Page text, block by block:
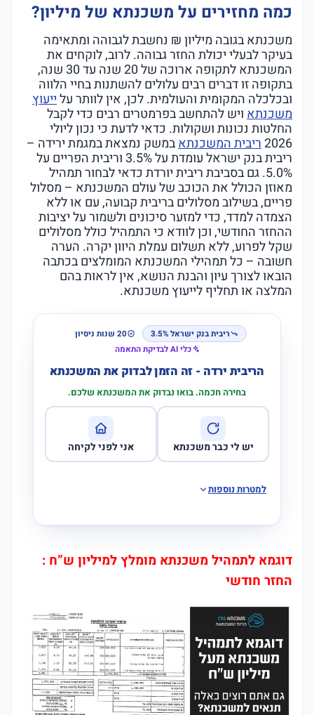
כמה מחזירים על משכנתא של מיליון?
משכנתא בגובה מיליון ₪ נחשבת לגבוהה ומתאימה
בעיקר לבעלי יכולת החזר גבוהה. לרוב, לוקחים את
המשכנתא לתקופה ארוכה של 20 שנה עד 30 שנה,
בתקופה זו דברים רבים עלולים להשתנות בחיי הלווה
ובכלכלה המקומית והעולמית. לכן, אין לוותר עלייעוץ
משכנתאויש להתחשב בפרמטרים רבים כדי לקבל
החלטות נכונות ושקולות. כדאי לדעת כי נכון ליולי
2026ריבית המשכנתאבמשק נמצאת במגמת ירידה –
ריבית בנק ישראל עומדת על 3.5% וריבית הפריים על
5.0%. גם בסביבת ריבית יורדת כדאי לבחור תמהיל
מאוזן הכולל את הכוכב של עולם המשכנתא – מסלול
פריים, בשילוב מסלולים בריבית קבועה, עם או ללא
הצמדה למדד, כדי למזער סיכונים ולשמור על יציבות
ההחזר החודשי, וכן לוודא כי התמהיל כולל מסלולים
שקל לפרוע, ללא תשלום עמלת היוון יקרה. הערה
חשובה – כל תמהילי המשכנתא המומלצים בכתבה
הובאו לצורך עיון והבנת הנושא, אין לראות בהם
המלצה או תחליף לייעוץ משכנתא.
ריבית בנק ישראל 3.5%
20 שנות ניסיון
כלי AI לבדיקת התאמה
הריבית ירדה - זה הזמן לבדוק את המשכנתא
בחירה חכמה. בואו נבדוק את המשכנתא שלכם.
יש לי כבר משכנתא אני לפני לקיחה
למטרות נוספות
דוגמא לתמהיל משכנתא מומלץ למיליון ש”ח :
החזר חודשי